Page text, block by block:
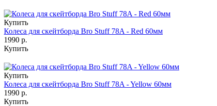
Купить
Колеса для скейтборда Bro Stuff 78A - Red 60мм
1990 р.
Купить
Купить
Колеса для скейтборда Bro Stuff 78A - Yellow 60мм
1990 р.
Купить